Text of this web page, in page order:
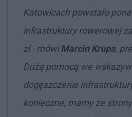
Katowicach powstało
infrastruktury rowerowej
zł - mówiMarcin Krupa,
Dużą pomocą we
dogęszczenie
konieczne, mamy ze